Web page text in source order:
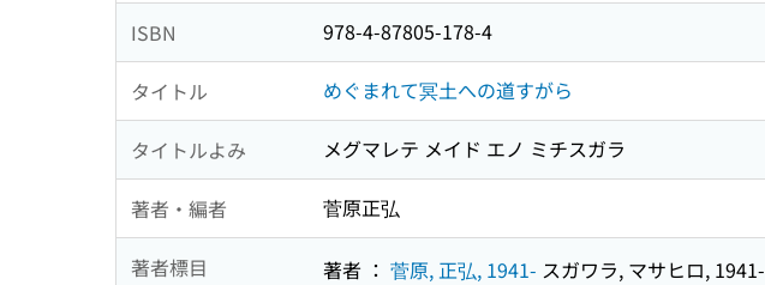
ISBN 978-4-87805-178-4
タイトル めぐまれて冥土への道すがら
タイトルよみ メグマレテ メイド エノ ミチスガラ
著者・編者 菅原正弘
著者標目 著者 ： 菅原, 正弘, 1941- スガワラ, マサヒロ, 1941-